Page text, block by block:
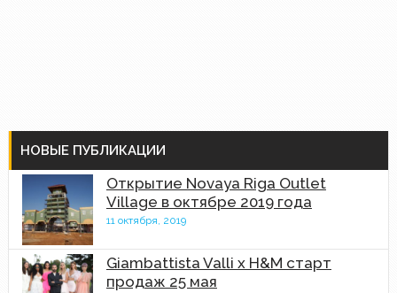
НОВЫЕ ПУБЛИКАЦИИ
Открытие Novaya Riga Outlet
Village в октябре 2019 года
11 октября, 2019
Giambattista Valli x H&M старт
продаж 25 мая